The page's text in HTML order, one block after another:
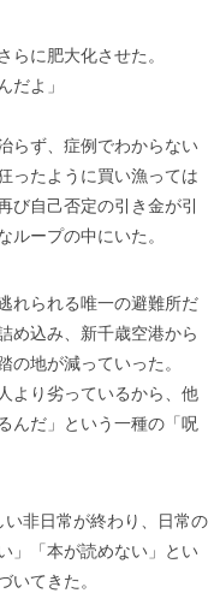
らに肥大化させた。
だよ」
らず、症例でわからない
ったように買い漁っては
び自己否定の引き金が引
ループの中にいた。
れられる唯一の避難所だ
め込み、新千歳空港から
の地が減っていった。
より劣っているから、他
んだ」という一種の「呪
非日常が終わり、日常の
」「本が読めない」とい
いてきた。